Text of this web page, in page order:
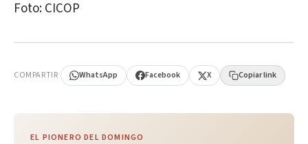
Foto: CICOP
COMPARTIR WhatsApp Facebook X Copiar link
EL PIONERO DEL DOMINGO